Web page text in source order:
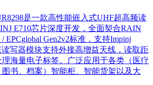
是一款高性能嵌入式UHF超高频读
E710芯片深度开发，全面契合RAIN
EPCglobal Gen2v2标准，支持Impinj
写器模块支持外接高增益天线，读取距
海量电子标签。广泛应用于各类（医疗
书、档案）智能柜、智能货架以及大